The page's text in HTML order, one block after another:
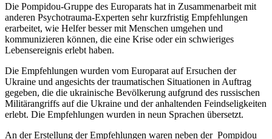
Die Pompidou-Gruppe des Europarats hat in Zusammenarbeit mit
anderen Psychotrauma-Experten sehr kurzfristig Empfehlungen
erarbeitet, wie Helfer besser mit Menschen umgehen und
kommunizieren können, die eine Krise oder ein schwieriges
Lebensereignis erlebt haben.
Die Empfehlungen wurden vom Europarat auf Ersuchen der
Ukraine und angesichts der traumatischen Situationen in Auftrag
gegeben, die die ukrainische Bevölkerung aufgrund des russischen
Militärangriffs auf die Ukraine und der anhaltenden Feindseligkeiten
erlebt. Die Empfehlungen wurden in neun Sprachen übersetzt.
An der Erstellung der Empfehlungen waren neben der Pompidou